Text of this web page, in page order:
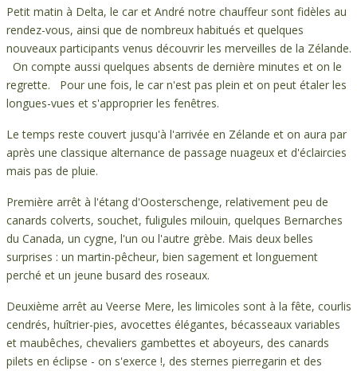
Petit matin à Delta, le car et André notre chauffeur sont fidèles au
rendez-vous, ainsi que de nombreux habitués et quelques
nouveaux participants venus découvrir les merveilles de la Zélande.
On compte aussi quelques absents de dernière minutes et on le
regrette. Pour une fois, le car n'est pas plein et on peut étaler les
longues-vues et s'approprier les fenêtres.
Le temps reste couvert jusqu'à l'arrivée en Zélande et on aura par
après une classique alternance de passage nuageux et d'éclaircies
mais pas de pluie.
Première arrêt à l'étang d'Oosterschenge, relativement peu de
canards colverts, souchet, fuligules milouin, quelques Bernarches
du Canada, un cygne, l'un ou l'autre grèbe. Mais deux belles
surprises : un martin-pêcheur, bien sagement et longuement
perché et un jeune busard des roseaux.
Deuxième arrêt au Veerse Mere, les limicoles sont à la fête, courlis
cendrés, huîtrier-pies, avocettes élégantes, bécasseaux variables
et maubêches, chevaliers gambettes et aboyeurs, des canards
pilets en éclipse - on s'exerce !, des sternes pierregarin et des